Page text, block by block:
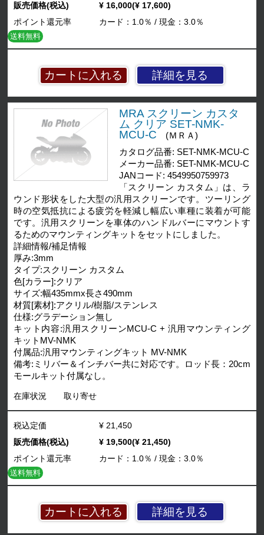
詳細を見る
販売価格(税込)
¥ 16,000(¥ 17,600)
ポイント還元率
カード：1.0％ / 現金：3.0％
送料無料
MRA スクリーン カスタ
ム クリア SET-NMK-
MCU-C
(ＭＲＡ)
カタログ品番: SET-NMK-MCU-C
メーカー品番: SET-NMK-MCU-C
JANコード: 4549950759973
「スクリーン カスタム」は、ラ
ウンド形状をした大型の汎用スクリーンです。ツーリング
時の空気抵抗による疲労を軽減し幅広い車種に装着が可能
です。汎用スクリーンを車体のハンドルバーにマウントす
るためのマウンティングキットをセットにしました。
詳細情報/補足情報
厚み:3mm
タイプ:スクリーン カスタム
色[カラー]:クリア
サイズ:幅435mmx長さ490mm
材質[素材]:アクリル/樹脂/ステンレス
仕様:グラデーション無し
キット内容:汎用スクリーンMCU-C + 汎用マウンティング
キットMV-NMK
付属品:汎用マウンティングキット MV-NMK
備考:ミリバー＆インチバー共に対応です。ロッド長：20cm
モールキット付属なし。
在庫状況 取り寄せ
詳細を見る
税込定価
¥ 21,450
販売価格(税込)
¥ 19,500(¥ 21,450)
ポイント還元率
カード：1.0％ / 現金：3.0％
送料無料